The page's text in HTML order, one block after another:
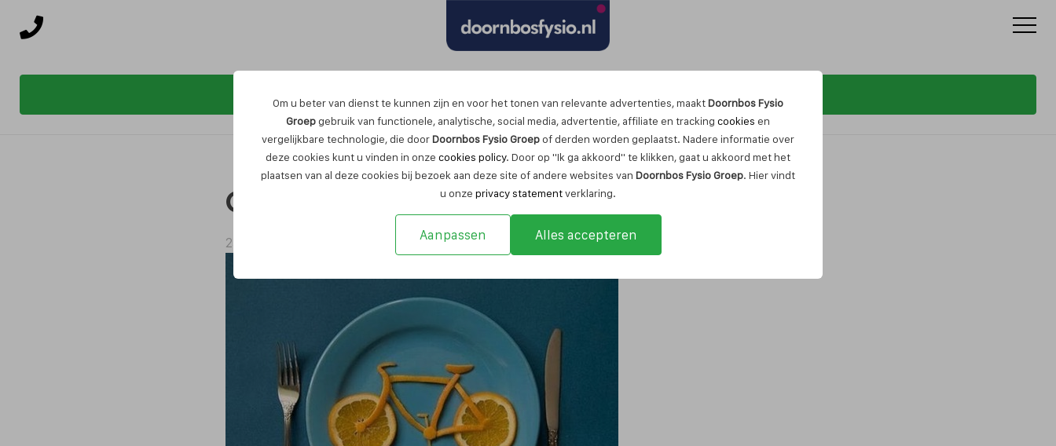
Om u beter van dienst te kunnen zijn en voor het tonen van relevante advertenties, maaktDoornbos Fysio
Groepgebruik van functionele, analytische, social media, advertentie, affiliate en tracking cookies en
vergelijkbare technologie, die doorDoornbos Fysio Groepof derden worden geplaatst. Nadere informatie over
deze cookies kunt u vinden in onze cookies policy. Door op "Ik ga akkoord" te klikken, gaat u akkoord met het
plaatsen van al deze cookies bij bezoek aan deze site of andere websites van Doornbos Fysio Groep. Hier vindt
u onze privacy statementverklaring.
Aanpassen Alles accepteren
Maak nu een afspraak
Gezonde gewoontes
23 OKT, 2019